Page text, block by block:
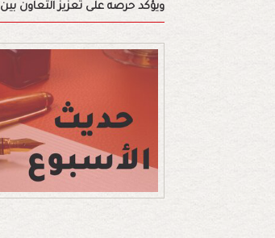
ويؤكد حرصه على تعزيز التعاون بين